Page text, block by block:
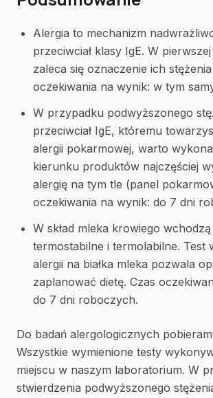
Alergia to mechanizm
przeciwciał klasy IgE. W
zaleca się oznaczenie ich
oczekiwania na wynik: w tym
W przypadku podwyższonego
przeciwciał IgE, któremu
alergii pokarmowej, warto
kierunku produktów najczęściej
alergię na tym tle (panel
oczekiwania na wynik: do 7 dni
W skład mleka krowiego wchodzą
termostabilne i termolabilne. Test
alergii na białka mleka pozwala
zaplanować dietę. Czas
do 7 dni roboczych.
Do badań alergologicznych
Wszystkie wymienione testy
miejscu w naszym laboratorium. W
stwierdzenia podwyższonego